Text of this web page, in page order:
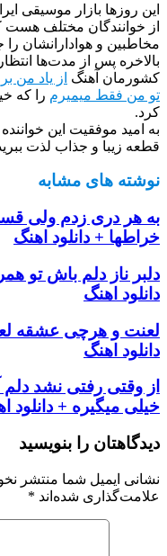
این روزها بازار موسیقی
از خوانندگان مختلف
مخاطبین و هوادارانشان را
بالاخره پس از مدت‌ها
کشورمان آهنگ از یاد من
تو من فقط میمیرم را که
کرد.
به امید موفقیت این
قطعه زیبا و جذاب لذت
نوشته های مشابه
خراطها + دانلود اهنگ
دلبر ناز دلم باش تو
دانلود اهنگ
لعنت و هرچی عشقه
دانلود اهنگ
از وقتی رفتی نشد
خیلی میگیره + دانلود
دیدگاهتان را بنویسید
نشانی ایمیل شما منتشر
علامت‌گذاری شده‌اند *